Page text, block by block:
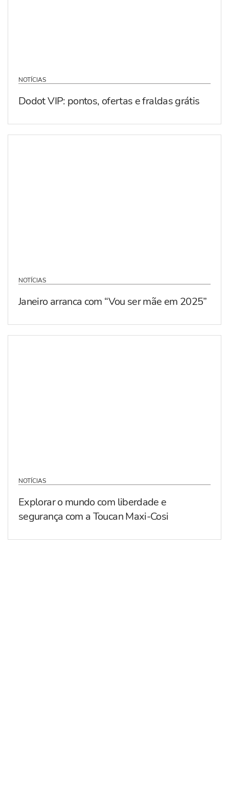
NOTÍCIAS
Dodot VIP: pontos, ofertas e fraldas grátis
NOTÍCIAS
Janeiro arranca com “Vou ser mãe em 2025”
NOTÍCIAS
Explorar o mundo com liberdade e
segurança com a Toucan Maxi-Cosi